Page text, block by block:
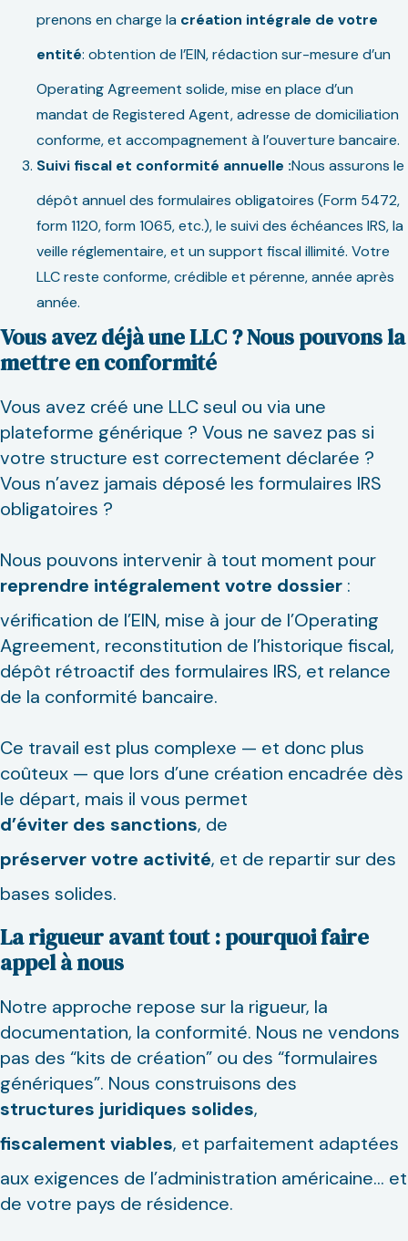
prenons en charge la création intégrale de votre
entité: obtention de l’EIN, rédaction sur-mesure d’un
Operating Agreement solide, mise en place d’un
mandat de Registered Agent, adresse de domiciliation
conforme, et accompagnement à l’ouverture bancaire.
Suivi fiscal et conformité annuelle :Nous assurons le
dépôt annuel des formulaires obligatoires (Form 5472,
form 1120, form 1065, etc.), le suivi des échéances IRS, la
veille réglementaire, et un support fiscal illimité. Votre
LLC reste conforme, crédible et pérenne, année après
année.
Vous avez déjà une LLC ? Nous pouvons la
mettre en conformité
Vous avez créé une LLC seul ou via une
plateforme générique ? Vous ne savez pas si
votre structure est correctement déclarée ?
Vous n’avez jamais déposé les formulaires IRS
obligatoires ?
Nous pouvons intervenir à tout moment pour
reprendre intégralement votre dossier :
vérification de l’EIN, mise à jour de l’Operating
Agreement, reconstitution de l’historique fiscal,
dépôt rétroactif des formulaires IRS, et relance
de la conformité bancaire.
Ce travail est plus complexe — et donc plus
coûteux — que lors d’une création encadrée dès
le départ, mais il vous permet
d’éviter des sanctions, de
préserver votre activité, et de repartir sur des
bases solides.
La rigueur avant tout : pourquoi faire
appel à nous
Notre approche repose sur la rigueur, la
documentation, la conformité. Nous ne vendons
pas des “kits de création” ou des “formulaires
génériques”. Nous construisons des
structures juridiques solides,
fiscalement viables, et parfaitement adaptées
aux exigences de l’administration américaine… et
de votre pays de résidence.